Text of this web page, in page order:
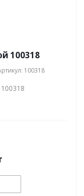
100318
100318